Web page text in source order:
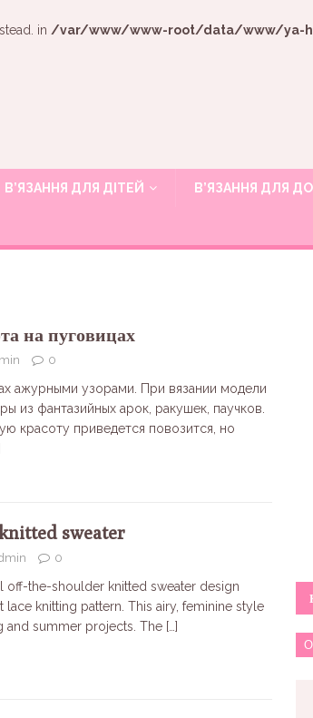
in /var/www/www-root/data/www/ya-
В’ЯЗАННЯ ДЛЯ ДІТЕЙ В’ЯЗАННЯ ДЛЯ
на пуговицах
0
ажурными узорами. При вязании модели
из фантазийных арок, ракушек, паучков.
красоту приведется повозится, но
sweater
0
off-the-shoulder knitted sweater design
lace knitting pattern. This airy, feminine style
and summer projects. The […]